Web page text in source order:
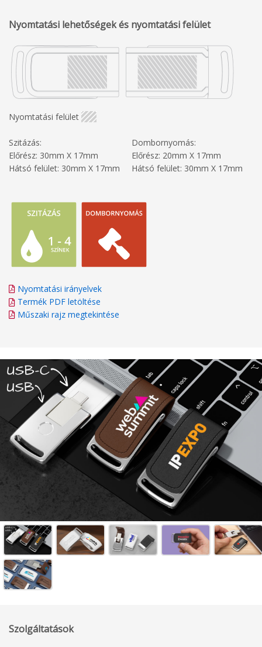
Nyomtatási lehetőségek és nyomtatási felület
Nyomtatási felület
Szitázás:
Előrész: 30mm X 17mm
Hátsó felület: 30mm X 17mm
Dombornyomás:
Előrész: 20mm X 17mm
Hátsó felület: 30mm X 17mm
Nyomtatási irányelvek
Termék PDF letöltése
Műszaki rajz megtekintése
Szolgáltatások